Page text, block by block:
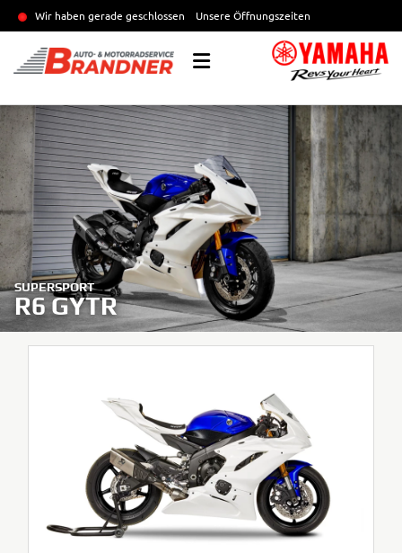
Wir haben gerade geschlossen Unsere Öffnungszeiten
SUPERSPORT
R6 GYTR